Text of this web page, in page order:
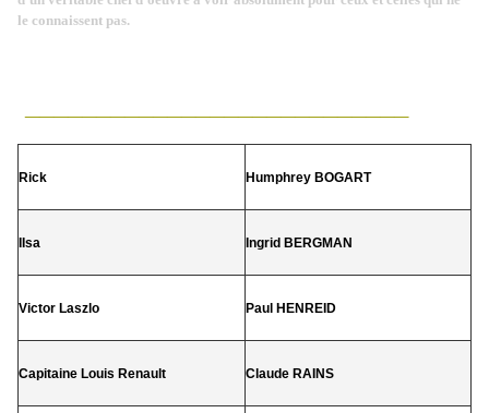
le connaissent pas.
Rick Humphrey BOGART
IIsa Ingrid BERGMAN
Victor Laszlo Paul HENREID
Capitaine Louis Renault Claude RAINS